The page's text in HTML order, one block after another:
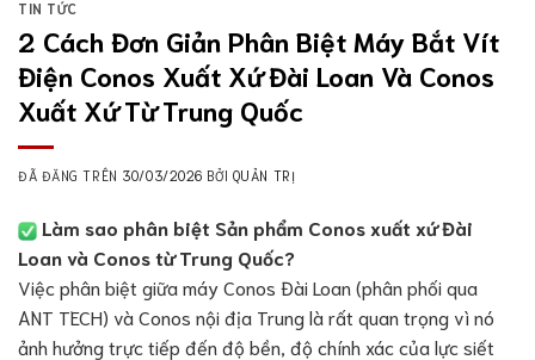
TIN TỨC
2 Cách Đơn Giản Phân Biệt Máy Bắt Vít
Điện Conos Xuất Xứ Đài Loan Và Conos
Xuất Xứ Từ Trung Quốc
ĐÃ ĐĂNG TRÊN 30/03/2026 BỞI QUẢN TRỊ
Làm sao phân biệt Sản phẩm Conos xuất xứ Đài
Loan và Conos từ Trung Quốc?
Việc phân biệt giữa máy Conos Đài Loan (phân phối qua
ANT TECH) và Conos nội địa Trung là rất quan trọng vì nó
ảnh hưởng trực tiếp đến độ bền, độ chính xác của lực siết